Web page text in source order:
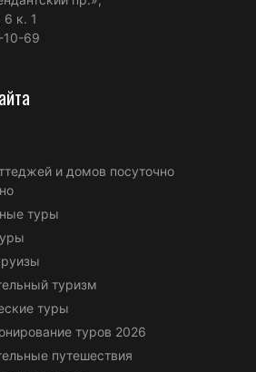
6 к. 1
10-69
и домов посуточно
туры
туризм
туры
туров 2026
путешествия